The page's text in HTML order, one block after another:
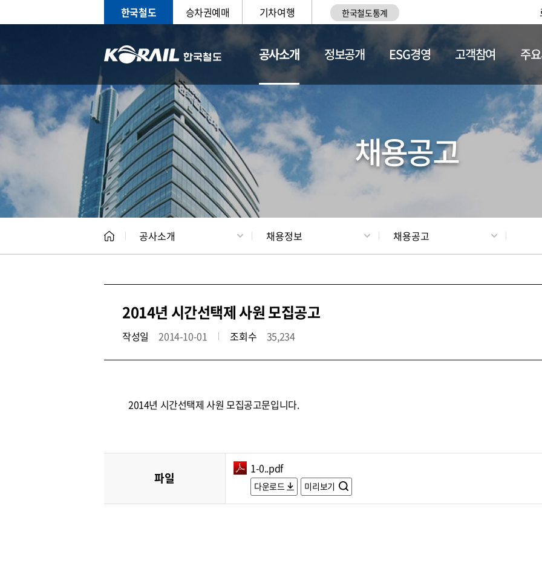
한국철도 승차권예매 기차여행 한국철도통계
공사소개
CEO 일반현황 채용정보
정보공개 ESG경영 고객참여 주
채용공고
공사소개 채용정보 채용공고
2014년 시간선택제 사원 모집공고
작성일 2014-10-01 조회수 35,234
2014년 시간선택제 사원 모집공고문입니다.
파일
1-0..pdf
다운로드 미리보기